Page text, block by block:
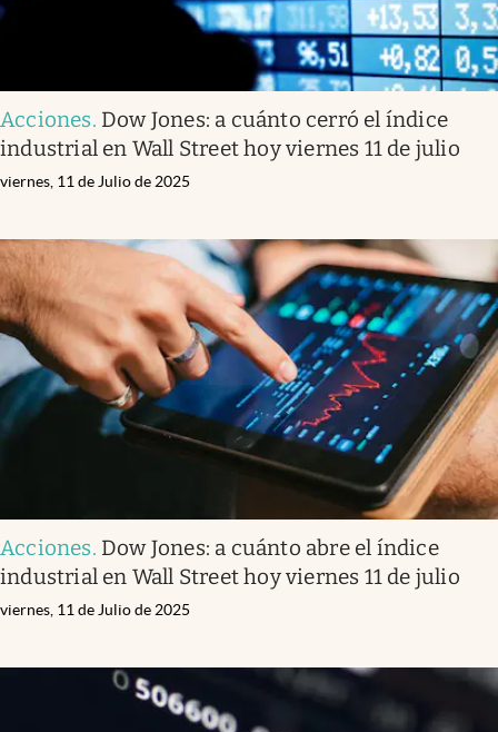
Acciones. Dow Jones: a cuánto cerró el índice
industrial en Wall Street hoy viernes 11 de julio
viernes, 11 de Julio de 2025
Acciones. Dow Jones: a cuánto abre el índice
industrial en Wall Street hoy viernes 11 de julio
viernes, 11 de Julio de 2025